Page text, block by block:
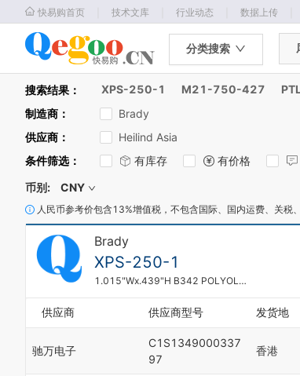
快易购首页 技术文库 行业动态 数据上传
分类搜索
搜索结果： XPS-250-1 M21-750-427
制造商 ：
Brady
供应商 ：
Heilind Asia
条件筛选： 有库存 有价格
币别:
CNY
人民币参考价包含13%增值税，不包含国际、国内运费、关税
Brady
XPS-250-1
1.015"Wx.439"H B342 POLYOLEFIN 1 PKG = 100
供应商 供应商型号 发货地
驰万电子
C1S1349000337
97
香港